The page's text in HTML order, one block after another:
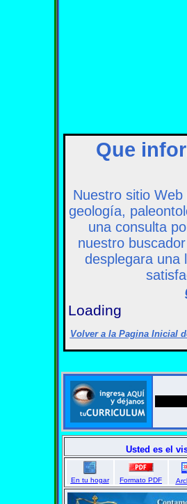
Que
Nuestro sitio
geología,
una consulta
nuestro
desplegara una
Loading
Volver a la Pagina Inicial
Usted es el
En tu hogar Formato PDF